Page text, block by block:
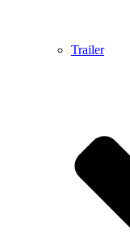
Trailer